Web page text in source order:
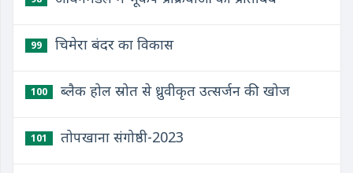
99 चिमेरा बंदर का विकास
100 ब्लैक होल स्रोत से ध्रुवीकृत उत्सर्जन की खोज
101 तोपखाना संगोष्ठी-2023